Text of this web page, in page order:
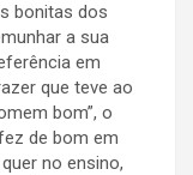
bonitas dos
a sua
em
que teve ao
bom”, o
de bom em
no ensino,